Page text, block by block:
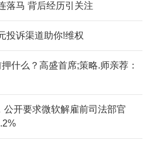
落马 背后经历引关注
投诉渠道助你!维权
什么？高盛首席;策略.师亲荐：
开要求微软解雇前司法部官